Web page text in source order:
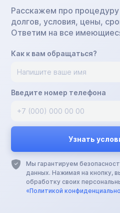
Расскажем про процедуру
долгов, условия, цены,
Ответим на все
Как к вам обращаться?
Введите номер телефона
Мы гарантируем
данных. Нажимая на кнопку,
обработку своих
«Политикой